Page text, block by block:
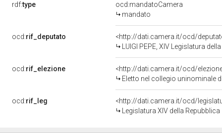
rdf:type
ocd:mandatoCamera
mandato
ocd:rif_deputato
<http://dati.camera.it/ocd/
LUIGI PEPE, XIV Legislatura
ocd:rif_elezione
<http://dati.camera.it/ocd/
Eletto nel collegio uninominale
ocd:rif_leg
<http://dati.camera.it/ocd/
Legislatura XIV della